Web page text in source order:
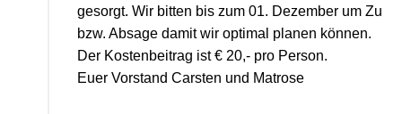
gesorgt. Wir bitten bis zum 01. Dezember um Zu
bzw. Absage damit wir optimal planen können.
Der Kostenbeitrag ist € 20,- pro Person.
Euer Vorstand Carsten und Matrose